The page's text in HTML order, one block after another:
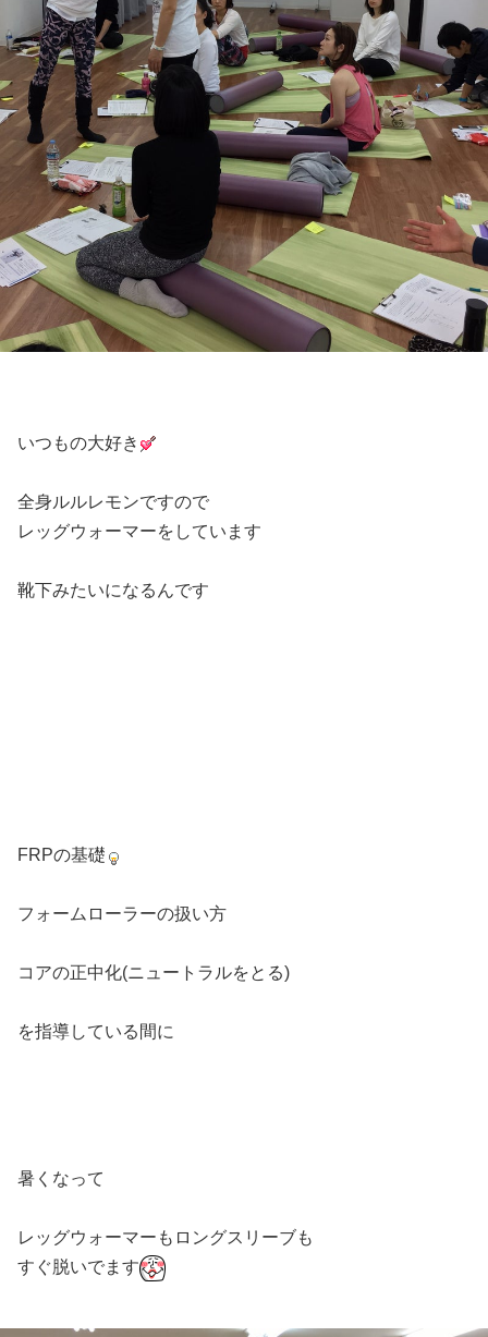
いつもの大好き
全身ルルレモンですので
レッグウォーマーをしています
靴下みたいになるんです
FRPの基礎
フォームローラーの扱い方
コアの正中化(ニュートラルをとる)
を指導している間に
暑くなって
レッグウォーマーもロングスリーブも
すぐ脱いでます